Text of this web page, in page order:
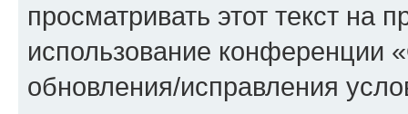
просматривать этот текст на
использование конференции
обновления/исправления